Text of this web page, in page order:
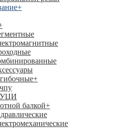
+
+
балкой+